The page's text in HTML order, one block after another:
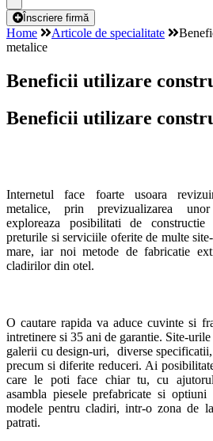
Înscriere firmă
Home Articole de specialitate
metalice
Beneficii utilizare
Beneficii utilizare
Internetul face foarte usoara
metalice, prin previzualizarea
exploreaza posibilitati de constructie
preturile si serviciile oferite de multe
mare, iar noi metode de fabricatie
cladirilor din otel.
O cautare rapida va aduce cuvinte si
intretinere si 35 ani de garantie. Site-
galerii cu design-uri, diverse
precum si diferite reduceri. Ai
care le poti face chiar tu, cu
asambla piesele prefabricate si
modele pentru cladiri, intr-o zona de
patrati.